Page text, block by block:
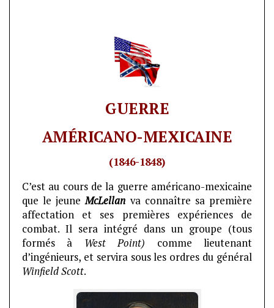
GUERRE
AMÉRICANO-MEXICAINE
(1846-1848)
C’est au cours de la guerre américano-mexicaine
que le jeuneMcLellan va connaître sa première
affectation et ses premières expériences de
combat. Il sera intégré dans un groupe (tous
formés à West Point) comme lieutenant
d’ingénieurs, et servira sous les ordres du général
Winfield Scott.